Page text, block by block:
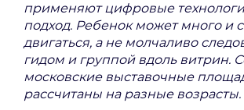
применяют цифровые
подход. Ребенок может много и
двигаться, а не молчаливо
гидом и группой вдоль витрин.
московские выставочные
рассчитаны на разные возрасты.